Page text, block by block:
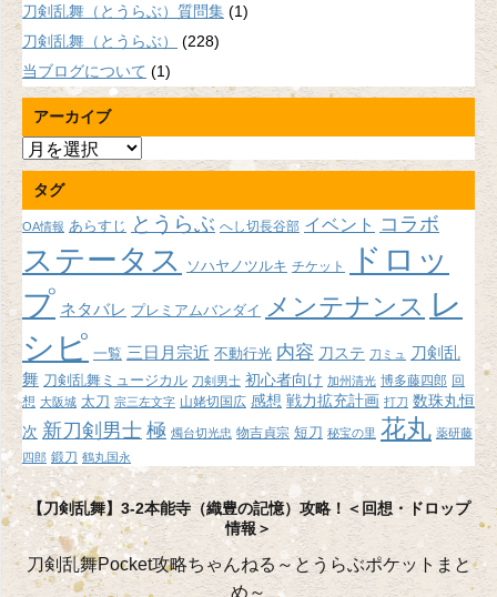
刀剣乱舞（とうらぶ）質問集 (1)
刀剣乱舞（とうらぶ）
(228)
当ブログについて (1)
アーカイブ
ア
ー
カ
イ
ブ
タグ
OA情報 あらすじ とうらぶ へし切長谷部 イベント コラボ
ステータス ソハヤノツルキ チケット
ドロッ
プ ネタバレ プレミアムバンダイ メンテナンス レ
シピ 一覧 三日月宗近 不動行光 内容 刀ステ 刀ミュ
刀剣乱
舞 刀剣乱舞ミュージカル 刀剣男士 初心者向け 加州清光 博多藤四郎 回
想 大阪城 太刀 宗三左文字 山姥切国広 感想 戦力拡充計画 打刀 数珠丸恒
次 新刀剣男士 極 燭台切光忠 物吉貞宗 短刀 秘宝の里 花丸 薬研藤
四郎 鍛刀 鶴丸国永
【刀剣乱舞】3-2本能寺（織豊の記憶）攻略！＜回想・ドロップ
情報＞
刀剣乱舞Pocket攻略ちゃんねる～とうらぶポケットまと
め～